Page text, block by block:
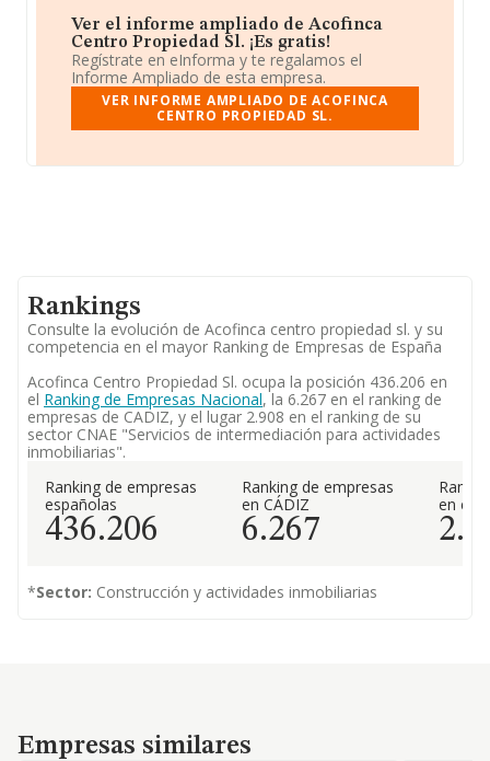
Ver el informe ampliado de Acofinca
Centro Propiedad Sl. ¡Es gratis!
Regístrate en eInforma y te regalamos el
Informe Ampliado de esta empresa.
VER INFORME AMPLIADO DE ACOFINCA
CENTRO PROPIEDAD SL.
Rankings
Consulte la evolución de Acofinca centro propiedad sl. y su
competencia en el mayor Ranking de Empresas de España
Acofinca Centro Propiedad Sl. ocupa la posición 436.206 en
el Ranking de Empresas Nacional, la 6.267 en el ranking de
empresas de CADIZ, y el lugar 2.908 en el ranking de su
sector CNAE "Servicios de intermediación para actividades
inmobiliarias".
Ranking de empresas
españolas
436.206
Ranking de empresas
en CÁDIZ
6.267
en el
*Sector: Construcción y actividades inmobiliarias
Empresas similares
Empresas similares